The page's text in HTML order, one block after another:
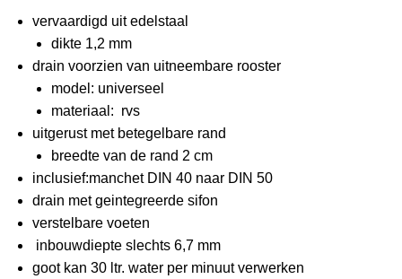
vervaardigd uit edelstaal
dikte 1,2 mm
drain voorzien van uitneembare rooster
model: universeel
materiaal: rvs
uitgerust met betegelbare rand
breedte van de rand 2 cm
inclusief:manchet DIN 40 naar DIN 50
drain met geintegreerde sifon
verstelbare voeten
inbouwdiepte slechts 6,7 mm
goot kan 30 ltr. water per minuut verwerken